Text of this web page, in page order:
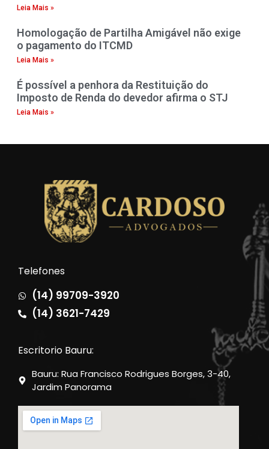
Leia Mais »
Homologação de Partilha Amigável não exige
o pagamento do ITCMD
Leia Mais »
É possível a penhora da Restituição do
Imposto de Renda do devedor afirma o STJ
Leia Mais »
Telefones
(14) 99709-3920
(14) 3621-7429
Escritorio Bauru:
Bauru: Rua Francisco Rodrigues Borges, 3-40,
Jardim Panorama